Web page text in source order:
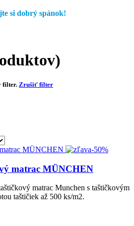
si dobrý spánok!
filter. Zrušiť filter
-50%
matrac MÜNCHEN
matrac Munchen s taštičkovým
taštičiek až 500 ks/m2.